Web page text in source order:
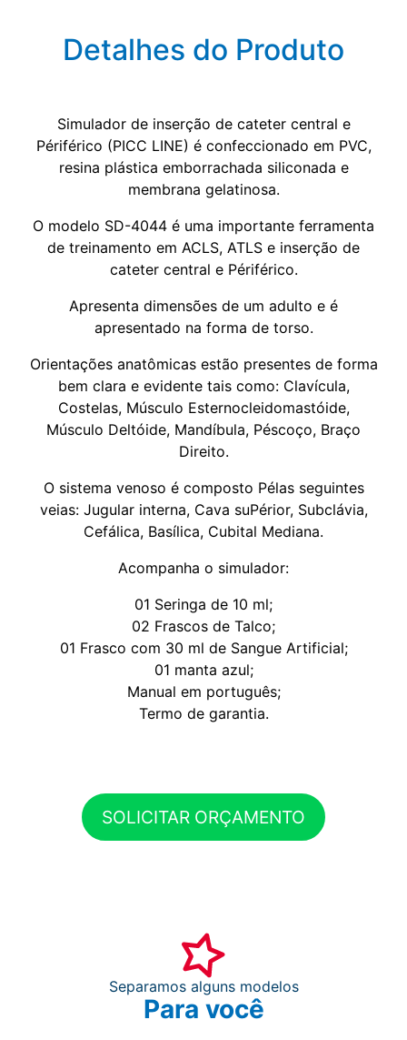
Detalhes do Produto
Simulador de inserção de cateter central e
Périférico (PICC LINE) é confeccionado em PVC,
resina plástica emborrachada siliconada e
membrana gelatinosa.
O modelo SD-4044 é uma importante ferramenta
de treinamento em ACLS, ATLS e inserção de
cateter central e Périférico.
Apresenta dimensões de um adulto e é
apresentado na forma de torso.
Orientações anatômicas estão presentes de forma
bem clara e evidente tais como: Clavícula,
Costelas, Músculo Esternocleidomastóide,
Músculo Deltóide, Mandíbula, Péscoço, Braço
Direito.
O sistema venoso é composto Pélas seguintes
veias: Jugular interna, Cava suPérior, Subclávia,
Cefálica, Basílica, Cubital Mediana.
Acompanha o simulador:
01 Seringa de 10 ml;
02 Frascos de Talco;
01 Frasco com 30 ml de Sangue Artificial;
01 manta azul;
Manual em português;
Termo de garantia.
SOLICITAR ORÇAMENTO
Separamos alguns modelos
Para você